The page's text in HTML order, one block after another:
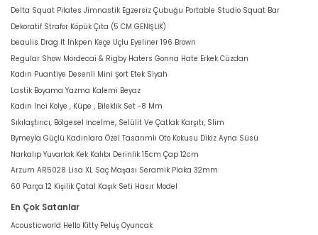
Delta Squat Pilates Jimnastik Egzersiz Çubuğu Portable Studio Squat Bar
Dekoratif Strafor Köpük Çıta (5 CM GENİŞLİK)
beaulis Drag It Inkpen Keçe Uçlu Eyeliner 196 Brown
Regular Show Mordecai & Rigby Haters Gonna Hate Erkek Cüzdan
Kadın Puantiye Desenli Mini Şort Etek Siyah
Lastik Boyama Yazma Kalemi Beyaz
Kadın Inci Kolye , Küpe , Bileklik Set -8 Mm
Sıkılaştırıcı, Bölgesel İncelme, Selülit Ve Çatlak Karşıtı, Slim
Bymeyla Güçlü Kadınlara Özel Tasarımlı Oto Kokusu Dikiz Ayna Süsü
Narkalıp Yuvarlak Kek Kalıbı Derinlik 15cm Çap 12cm
Arzum AR5028 Lisa XL Saç Maşası Seramik Plaka 32mm
60 Parça 12 Kişilik Çatal Kaşık Seti Hasır Model
En Çok Satanlar
Acousticworld Hello Kitty Peluş Oyuncak